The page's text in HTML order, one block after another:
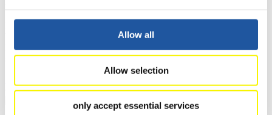
Allow all
Allow selection
only accept essential services
Wettkämpfen, Anti-Doping und Fairplay einsehen, sich über
Kontaktpersonen für Wettkämpfe und Sponsoren informieren,
sowie Informationen über Wettkämpfe abrufen.